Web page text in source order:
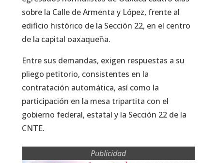
sobre la Calle de Armenta y López, frente al
edificio histórico de la Sección 22, en el centro
de la capital oaxaqueña.
Entre sus demandas, exigen respuestas a su
pliego petitorio, consistentes en la
contratación automática, así como la
participación en la mesa tripartita con el
gobierno federal, estatal y la Sección 22 de la
CNTE.
Publicidad